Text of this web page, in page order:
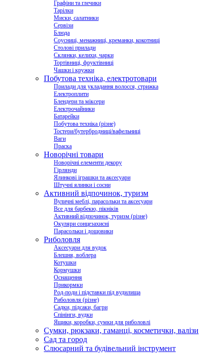
Графіни та глечики
Тарілки
Миски, салатники
Сервізи
Блюда
Соусниці, менажниці, креманки, кокотниці
Столові прилади
Склянки, келихи, чарки
Тортівниці, фруктівниці
Чашки і кружки
Побутова техніка, електротовари
Прилади для укладання волосся, стрижка
Електроплити
Блендери та міксери
Електрочайники
Батарейки
Побутова техніка (різне)
Тостери/бутербродниці/вафельниці
Ваги
Праска
Новорічні товари
Новорічні елементи декору
Гірлянди
Ялинкові іграшки та аксесуари
Штучні ялинки і сосни
Активний відпочинок, туризм
Вуличні меблі, парасольки та аксесуари
Все для барбекю, пікніків
Активний відпочинок, туризм (різне)
Окуляри сонцезахисні
Парасольки і дощовики
Риболовля
Аксесуари для вудок
Блешня, воблера
Котушки
Кормушки
Оснащення
Прикормки
Род-поди і підставки під вудилища
Риболовля (різне)
Садки, підсаки, багри
Спінінги, вудки
Ящики, коробки, сумки для риболовлі
Сумки, рюкзаки, гаманці, косметички, валізи
Сад та город
Слюсарний та будівельний інструмент